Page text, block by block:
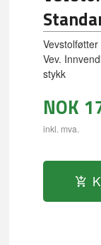
Vev.
stykk
NOK
inkl. mva.